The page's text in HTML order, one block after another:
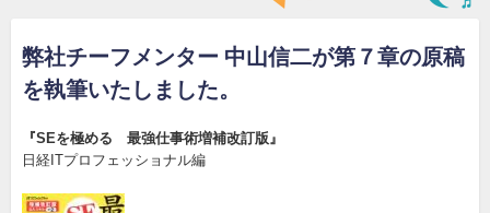
弊社チーフメンター 中山信二が第７章の原稿
を執筆いたしました。
『SEを極める 最強仕事術増補改訂版』
日経ITプロフェッショナル編